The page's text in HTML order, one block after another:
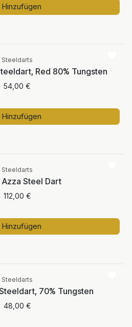
Hinzufügen
Steeldarts
Red 80% Tungsten
54,00 €
Hinzufügen
Steeldarts
Azza Steel Dart
112,00 €
Hinzufügen
Steeldarts
70% Tungsten
48,00 €